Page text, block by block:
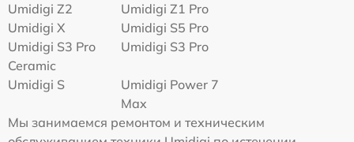
Umidigi Z2
Umidigi Z1 Pro
Umidigi X
Umidigi S5 Pro
Umidigi S3 Pro
Ceramic
Umidigi S3 Pro
Umidigi S
Umidigi Power 7
Max
Мы занимаемся ремонтом и техническим